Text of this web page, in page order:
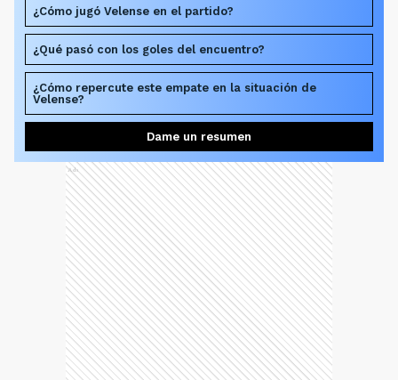
¿Cómo jugó Velense en el partido?
¿Qué pasó con los goles del encuentro?
¿Cómo repercute este empate en la situación de
Velense?
Dame un resumen
Ads